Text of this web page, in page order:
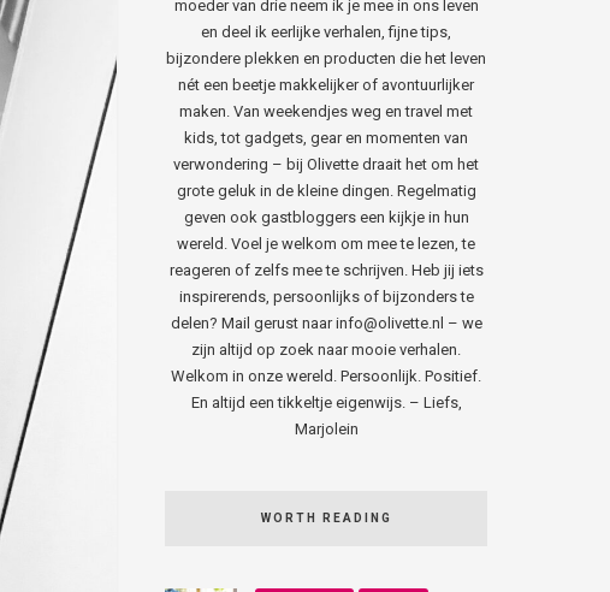
moeder van drie neem ik je mee in ons leven
en deel ik eerlijke verhalen, fijne tips,
bijzondere plekken en producten die het leven
nét een beetje makkelijker of avontuurlijker
maken. Van weekendjes weg en travel met
kids, tot gadgets, gear en momenten van
verwondering – bij Olivette draait het om het
grote geluk in de kleine dingen. Regelmatig
geven ook gastbloggers een kijkje in hun
wereld. Voel je welkom om mee te lezen, te
reageren of zelfs mee te schrijven. Heb jij iets
inspirerends, persoonlijks of bijzonders te
delen? Mail gerust naar info@olivette.nl – we
zijn altijd op zoek naar mooie verhalen.
Welkom in onze wereld. Persoonlijk. Positief.
En altijd een tikkeltje eigenwijs. – Liefs,
Marjolein
WORTH READING